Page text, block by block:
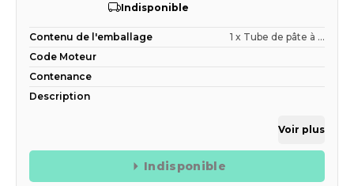
Indisponible
Contenu de l'emballage
1 x Tube de pâte à ...
Code Moteur
Contenance
Description
Voir plus
Indisponible